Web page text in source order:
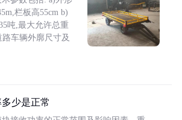
栏板高55cm b)
吨,最大允许总重
车辆外廓尺寸及
少是正常